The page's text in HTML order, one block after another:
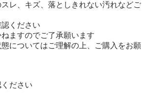
スレ、キズ、落としきれない汚れなどご
認ください
ねますのでご了承願います
についてはご理解の上、ご購入をお願
ださい